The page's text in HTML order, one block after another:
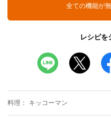
全ての機能が
レシピを
料理 キッコーマン